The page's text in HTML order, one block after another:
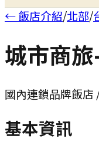
← 飯店介紹/北部/
城市商
國內連鎖品牌飯店
基本資訊